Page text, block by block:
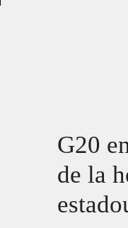
G20
de la